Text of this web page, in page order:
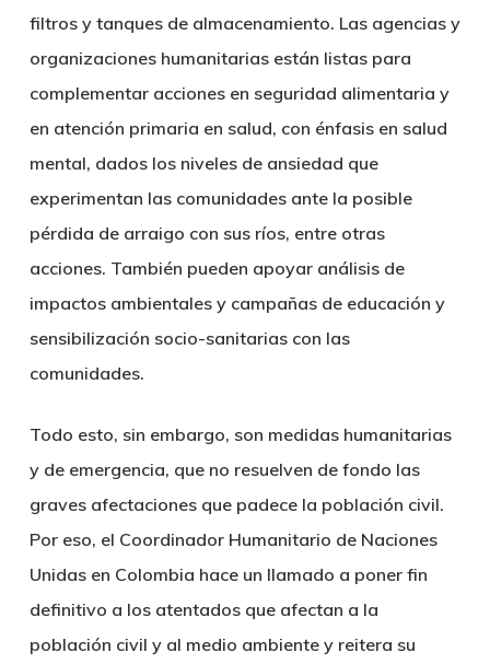
filtros y tanques de almacenamiento. Las agencias y
organizaciones humanitarias están listas para
complementar acciones en seguridad alimentaria y
en atención primaria en salud, con énfasis en salud
mental, dados los niveles de ansiedad que
experimentan las comunidades ante la posible
pérdida de arraigo con sus ríos, entre otras
acciones. También pueden apoyar análisis de
impactos ambientales y campañas de educación y
sensibilización socio-sanitarias con las
comunidades.
Todo esto, sin embargo, son medidas humanitarias
y de emergencia, que no resuelven de fondo las
graves afectaciones que padece la población civil.
Por eso, el Coordinador Humanitario de Naciones
Unidas en Colombia hace un llamado a poner fin
definitivo a los atentados que afectan a la
población civil y al medio ambiente y reitera su